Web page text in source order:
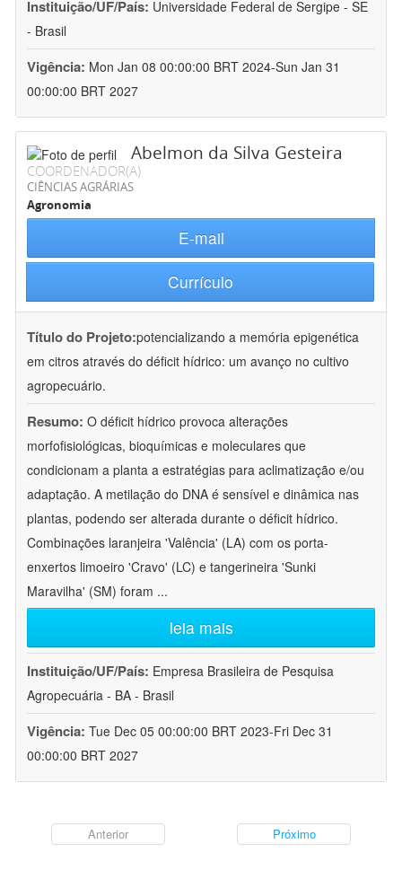
Instituição/UF/País: Universidade Federal de Sergipe - SE
- Brasil
Vigência: Mon Jan 08 00:00:00 BRT 2024-Sun Jan 31
00:00:00 BRT 2027
Abelmon da Silva Gesteira
COORDENADOR(A)
CIÊNCIAS AGRÁRIAS
Agronomia
E-mail
Currículo
Título do Projeto:potencializando a memória epigenética
em citros através do déficit hídrico: um avanço no cultivo
agropecuário.
Resumo: O déficit hídrico provoca alterações
morfofisiológicas, bioquímicas e moleculares que
condicionam a planta a estratégias para aclimatização e/ou
adaptação. A metilação do DNA é sensível e dinâmica nas
plantas, podendo ser alterada durante o déficit hídrico.
Combinações laranjeira 'Valência' (LA) com os porta-
enxertos limoeiro 'Cravo' (LC) e tangerineira 'Sunki
Maravilha' (SM) foram ...
leia mais
Instituição/UF/País: Empresa Brasileira de Pesquisa
Agropecuária - BA - Brasil
Vigência: Tue Dec 05 00:00:00 BRT 2023-Fri Dec 31
00:00:00 BRT 2027
Anterior Próximo